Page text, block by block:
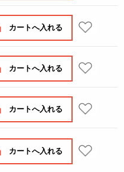
カートへ入れる
カートへ入れる
カートへ入れる
カートへ入れる